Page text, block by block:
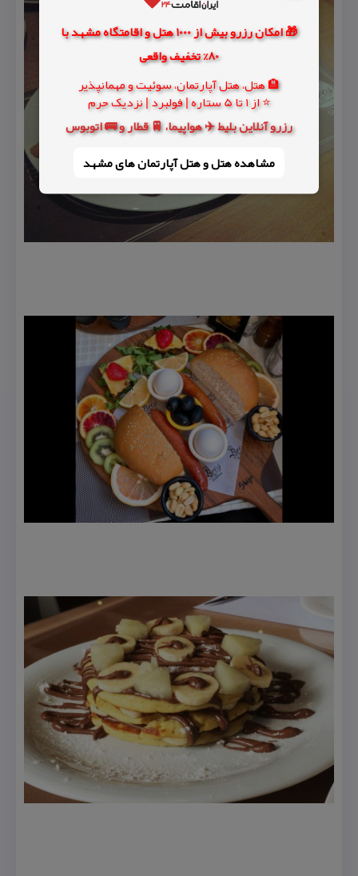
🎁 امکان رزرو بیش از 1000 هتل و اقامتگاه مشهد با
80% تخفیف واقعی
🏨 هتل، هتل آپارتمان، سوئیت و مهمانپذیر
⭐ از 1 تا 5 ستاره | فولبرد | نزدیک حرم
رزرو آنلاین بلیط ✈️ هواپیما، 🚆 قطار و 🚌 اتوبوس
مشاهده هتل و هتل‌ آپارتمان های مشهد